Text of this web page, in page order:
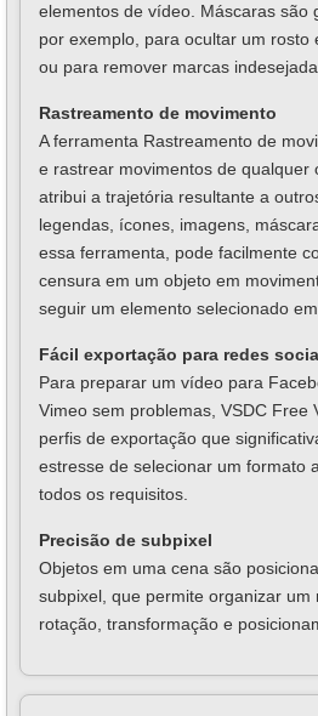
elementos de vídeo. Máscaras são
por exemplo, para ocultar um rosto
ou para remover marcas
Rastreamento de movimento
A ferramenta Rastreamento de
e rastrear movimentos de qualquer
atribui a trajetória resultante a
legendas, ícones, imagens,
essa ferramenta, pode facilmente
censura em um objeto em
seguir um elemento selecionado
Fácil exportação para redes
Para preparar um vídeo para
Vimeo sem problemas, VSDC Free
perfis de exportação que
estresse de selecionar um formato
todos os requisitos.
Precisão de subpixel
Objetos em uma cena são
subpixel, que permite organizar um
rotação, transformação e